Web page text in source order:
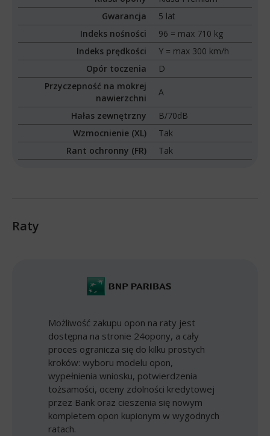
Gwarancja
5 lat
Indeks nośności
96 = max 710 kg
Indeks prędkości
Y = max 300 km/h
Opór toczenia
D
Przyczepność na mokrej
nawierzchni
A
Hałas zewnętrzny
B/70dB
Wzmocnienie (XL)
Tak
Rant ochronny (FR)
Tak
Raty
Możliwość zakupu opon na raty jest
dostępna na stronie 24opony, a cały
proces ogranicza się do kilku prostych
kroków: wyboru modelu opon,
wypełnienia wniosku, potwierdzenia
tożsamości, oceny zdolności kredytowej
przez Bank oraz cieszenia się nowym
kompletem opon kupionym w wygodnych
ratach.